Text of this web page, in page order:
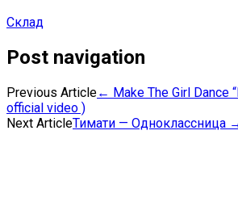
Склад
Post navigation
Previous Article← Make The Girl Dance
official video )
Next ArticleТимати — Одноклассница